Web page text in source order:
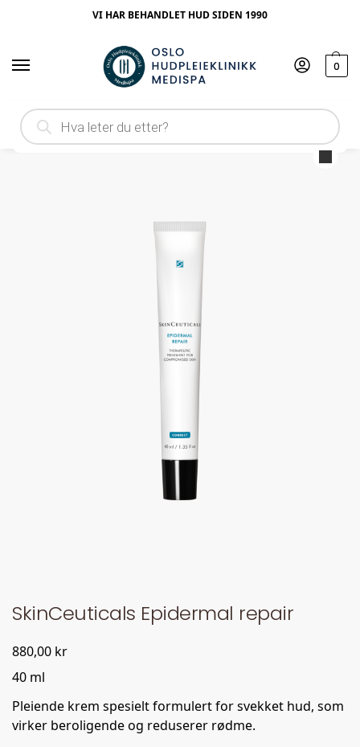
VI HAR BEHANDLET HUD SIDEN 1990
0
Hjem
SkinCeuticals Epidermal repair
880,00 kr
40 ml
Pleiende krem spesielt formulert for svekket hud, som
virker beroligende og reduserer rødme.